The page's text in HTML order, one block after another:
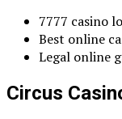
7777 casino
Best online
Legal online
Circus